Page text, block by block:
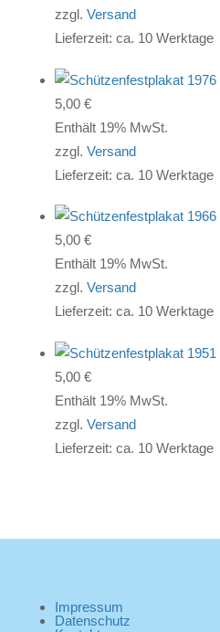
zzgl. Versand
Lieferzeit: ca. 10 Werktage
5,00 €
Enthält 19% MwSt.
zzgl. Versand
Lieferzeit: ca. 10 Werktage
5,00 €
Enthält 19% MwSt.
zzgl. Versand
Lieferzeit: ca. 10 Werktage
5,00 €
Enthält 19% MwSt.
zzgl. Versand
Lieferzeit: ca. 10 Werktage
Impressum
Datenschutz